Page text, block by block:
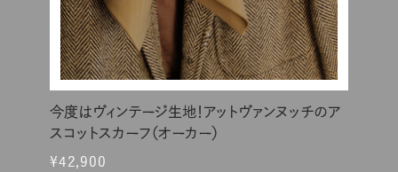
今度はヴィンテージ生地！アットヴァンヌッチのア
スコットスカーフ（オーカー）
¥42,900